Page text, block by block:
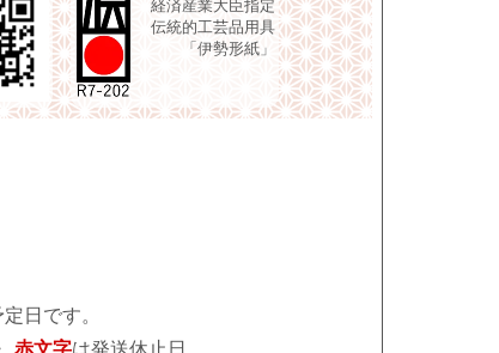
経済産業大臣指定
伝統的工芸品用具
「伊勢形紙」
日です。